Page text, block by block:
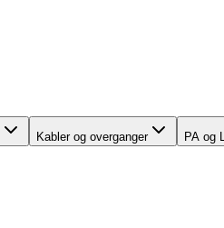
Kabler og overganger PA og